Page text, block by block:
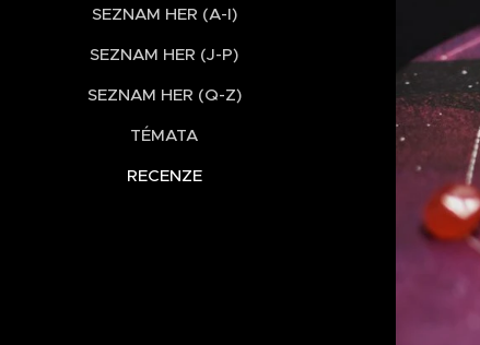
SEZNAM HER (A-I)
SEZNAM HER (J-P)
SEZNAM HER (Q-Z)
TÉMATA
RECENZE